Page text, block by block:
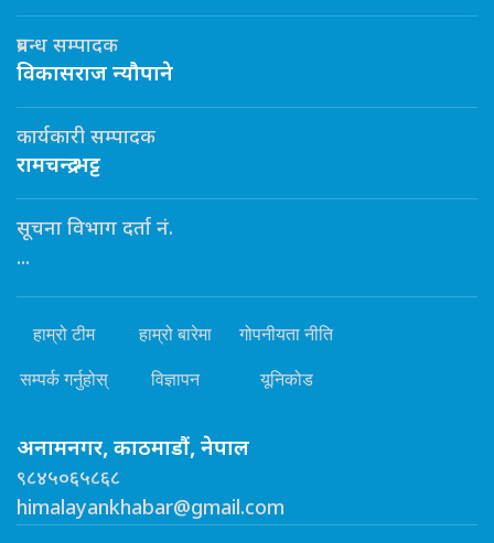
प्रबन्ध सम्पादक
विकासराज न्यौपाने
कार्यकारी सम्पादक
रामचन्द्र भट्ट
सूचना विभाग दर्ता नं.
...
हाम्रो टीम हाम्रो बारेमा गोपनीयता नीति
सम्पर्क गर्नुहोस् विज्ञापन यूनिकोड
अनामनगर, काठमाडौं, नेपाल
९८४५०६५८६८
himalayankhabar@gmail.com